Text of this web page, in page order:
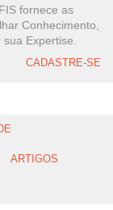
fornece as
Conhecimento,
sua Expertise.
CADASTRE-SE
ARTIGOS